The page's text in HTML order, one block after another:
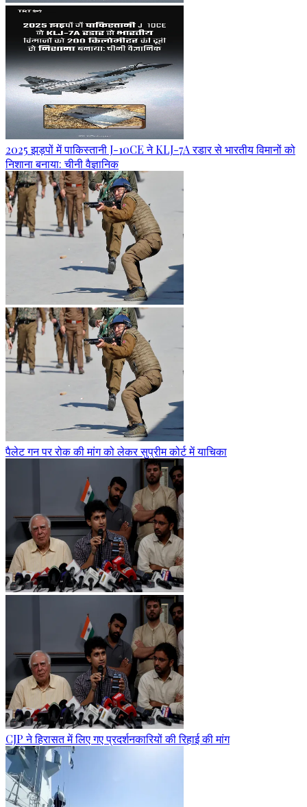
2025 झड़पों में पाकिस्तानी J-10CE ने KLJ-7A रडार से भारतीय विमानों को
निशाना बनाया: चीनी वैज्ञानिक
पैलेट गन पर रोक की मांग को लेकर सुप्रीम कोर्ट में याचिका
CJP ने हिरासत में लिए गए प्रदर्शनकारियों की रिहाई की मांग